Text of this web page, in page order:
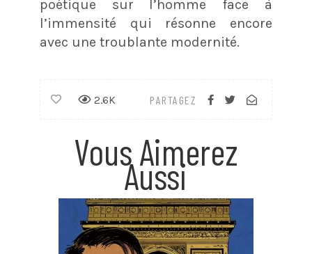
poétique sur l’homme face à
l’immensité qui résonne encore
avec une troublante modernité.
PARTAGEZ
2.6K
Vous Aimerez
Aussi